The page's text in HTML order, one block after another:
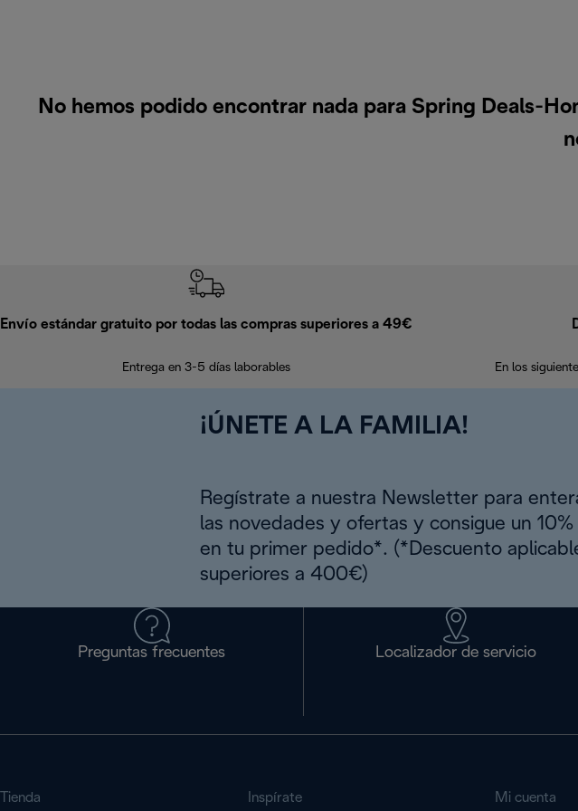
No hemos podido encontrar nada para Spring Deals-
Envío estándar gratuito por todas las compras superiores a 49€
Entrega en 3-5 días laborables En los
¡ÚNETE A LA FAMILIA!
Regístrate a nuestra Newsletter para
las novedades y ofertas y consigue un
en tu primer pedido*. (*Descuento
superiores a 400€)
Preguntas frecuentes Localizador de servicio
Tienda Inspírate Mi cuenta